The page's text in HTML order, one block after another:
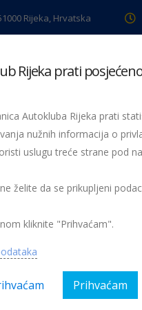
Rijeka, Hrvatska
pregled Pomoć na cesti
Fotonatječaj “29. Maškarani
Rijeka prati
Autokluba Rijeka prati
nužnih informacija o
uslugu treće strane pod
želite da se prikupljeni
kliknite "Prihvaćam".
Prihvaćam